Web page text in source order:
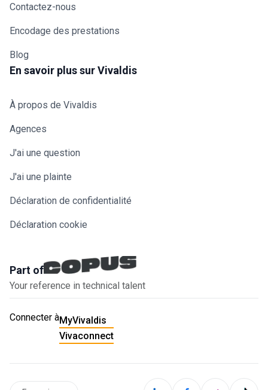
Contactez-nous
Encodage des prestations
Blog
En savoir plus sur Vivaldis
À propos de Vivaldis
Agences
J'ai une question
J'ai une plainte
Déclaration de confidentialité
Déclaration cookie
Part of
Your reference in technical talent
Connecter àMyVivaldis
Vivaconnect